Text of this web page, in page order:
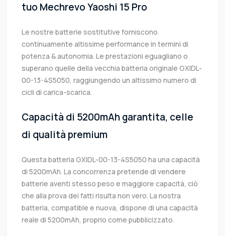
tuo Mechrevo Yaoshi 15 Pro
Le nostre batterie sostitutive forniscono
continuamente altissime performance in termini di
potenza & autonomia. Le prestazioni eguagliano o
superano quelle della vecchia batteria originale GXIDL-
00-13-4S5050, raggiungendo un altissimo numero di
cicli di carica-scarica.
Capacità di 5200mAh garantita, celle
di qualità premium
Questa batteria GXIDL-00-13-4S5050 ha una capacità
di 5200mAh. La concorrenza pretende di vendere
batterie aventi stesso peso e maggiore capacità, ciò
che alla prova dei fatti risulta non vero. La nostra
batteria, compatible e nuova, dispone di una capacità
reale di 5200mAh, proprio come pubblicizzato.